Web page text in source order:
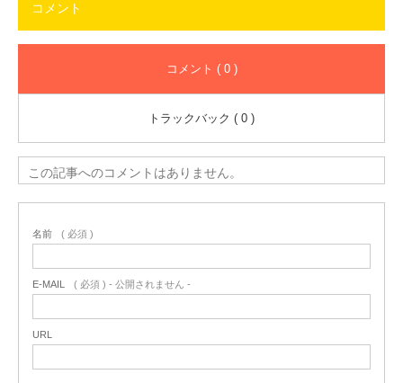
コメント
コメント ( 0 )
トラックバック ( 0 )
この記事へのコメントはありません。
名前 ( 必須 )
E-MAIL ( 必須 ) - 公開されません -
URL